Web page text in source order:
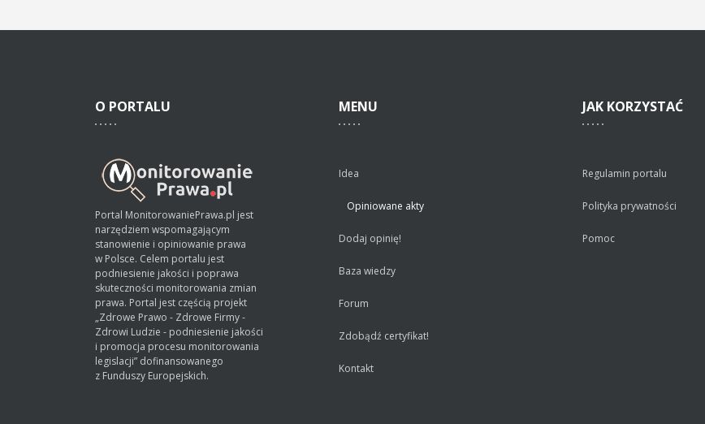
O PORTALU
Portal MonitorowaniePrawa.pl jest
narzędziem wspomagającym
stanowienie i opiniowanie prawa
w Polsce. Celem portalu jest
podniesienie jakości i poprawa
skuteczności monitorowania zmian
prawa. Portal jest częścią projekt
„Zdrowe Prawo - Zdrowe Firmy -
Zdrowi Ludzie - podniesienie jakości
i promocja procesu monitorowania
legislacji” dofinansowanego
z Funduszy Europejskich.
MENU
Idea
Opiniowane akty
Dodaj opinię!
Baza wiedzy
Forum
Zdobądź certyfikat!
Kontakt
JAK KORZYSTAĆ
Regulamin portalu
Polityka prywatności
Pomoc